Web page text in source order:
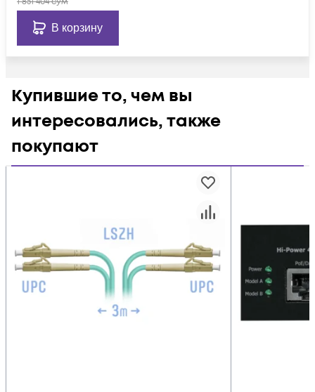
В корзину
Купившие то, чем вы
интересовались, также
покупают